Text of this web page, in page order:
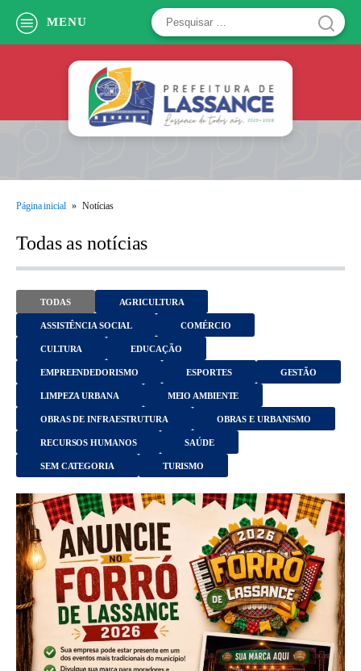
MENU
Pesquisar
Página inicial » Notícias
Todas as notícias
TODAS AGRICULTURA
ASSISTÊNCIA SOCIAL COMÉRCIO
CULTURA EDUCAÇÃO
EMPREENDEDORISMO ESPORTES GESTÃO
LIMPEZA URBANA MEIO AMBIENTE
OBRAS DE INFRAESTRUTURA OBRAS E URBANISMO
RECURSOS HUMANOS SAÚDE
SEM CATEGORIA TURISMO